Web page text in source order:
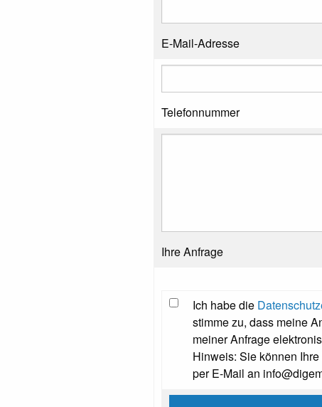
E-Mail-Adresse
Telefonnummer
Ihre Anfrage
Ich habe die
stimme zu, dass meine
meiner Anfrage
Hinweis: Sie können
per E-Mail an